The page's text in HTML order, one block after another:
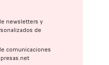
newsletters y
de
comunicaciones